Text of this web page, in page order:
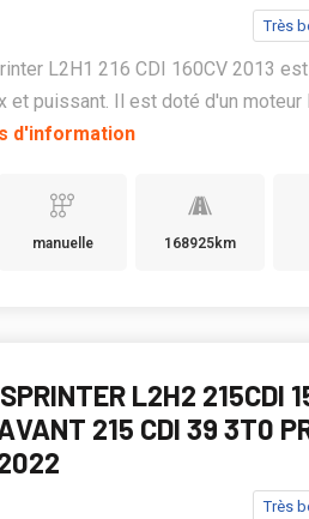
Très
L2H1 216 CDI 160CV 2013
et puissant. Il est doté d'un moteur
d'information
manuelle 168925km
L2H2 215CDI
215 CDI 39 3T0
Très